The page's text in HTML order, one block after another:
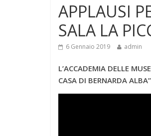
APPLAUSI
SALA LA
6 Gennaio 2019 admin
L’ACCADEMIA DELLE
CASA DI BERNARDA ALBA”